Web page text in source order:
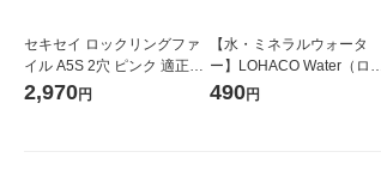
セキセイ ロックリングファ
イル A5S 2穴 ピンク 適正収
納枚数280枚 F-332-21 1セ
ット(3冊)
2,970円
【水・ミネラルウォータ
ー】LOHACO Water（ロハ
コウォーター）2L ラベルレ
490円